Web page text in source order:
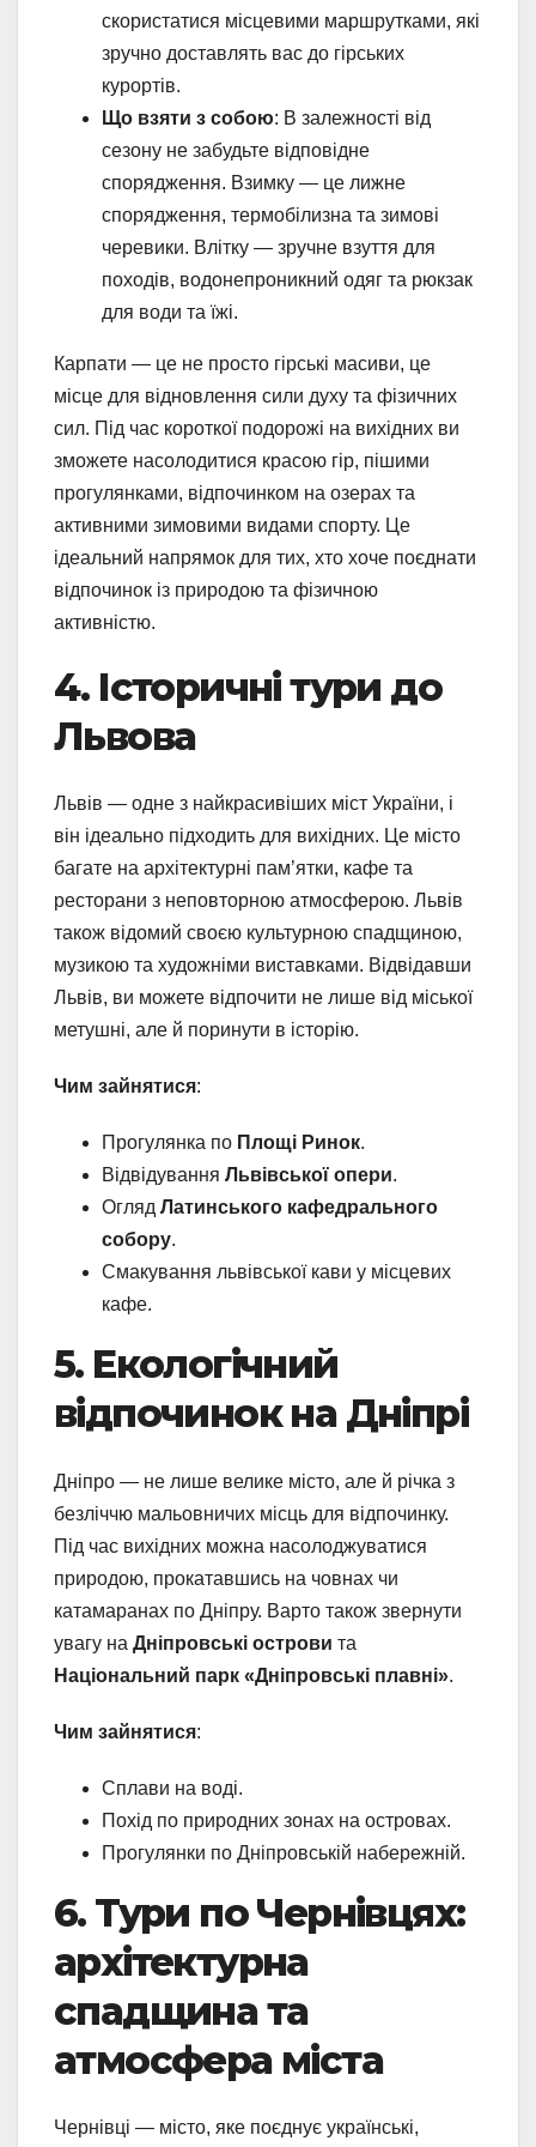
скористатися місцевими маршрутками, які
зручно доставлять вас до гірських
курортів.
Що взяти з собою: В залежності від
сезону не забудьте відповідне
спорядження. Взимку — це лижне
спорядження, термобілизна та зимові
черевики. Влітку — зручне взуття для
походів, водонепроникний одяг та рюкзак
для води та їжі.
Карпати — це не просто гірські масиви, це
місце для відновлення сили духу та фізичних
сил. Під час короткої подорожі на вихідних ви
зможете насолодитися красою гір, пішими
прогулянками, відпочинком на озерах та
активними зимовими видами спорту. Це
ідеальний напрямок для тих, хто хоче поєднати
відпочинок із природою та фізичною
активністю.
4. Історичні тури до
Львова
Львів — одне з найкрасивіших міст України, і
він ідеально підходить для вихідних. Це місто
багате на архітектурні пам’ятки, кафе та
ресторани з неповторною атмосферою. Львів
також відомий своєю культурною спадщиною,
музикою та художніми виставками. Відвідавши
Львів, ви можете відпочити не лише від міської
метушні, але й поринути в історію.
Чим зайнятися:
Прогулянка по Площі Ринок.
Відвідування Львівської опери.
Огляд Латинського кафедрального
собору.
Смакування львівської кави у місцевих
кафе.
5. Екологічний
відпочинок на Дніпрі
Дніпро — не лише велике місто, але й річка з
безліччю мальовничих місць для відпочинку.
Під час вихідних можна насолоджуватися
природою, прокатавшись на човнах чи
катамаранах по Дніпру. Варто також звернути
увагу на Дніпровські острови та
Національний парк «Дніпровські плавні».
Чим зайнятися:
Сплави на воді.
Похід по природних зонах на островах.
Прогулянки по Дніпровській набережній.
6. Тури по Чернівцях:
архітектурна
спадщина та
атмосфера міста
Чернівці — місто, яке поєднує українські,